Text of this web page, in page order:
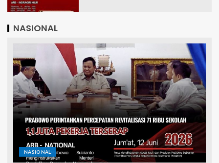
NASIONAL
NASIONAL